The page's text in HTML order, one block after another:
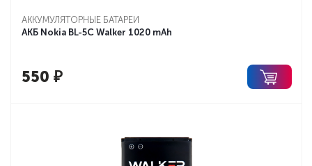
АККУМУЛЯТОРНЫЕ БАТАРЕИ
АКБ Nokia BL-5C Walker 1020 mAh
550 ₽